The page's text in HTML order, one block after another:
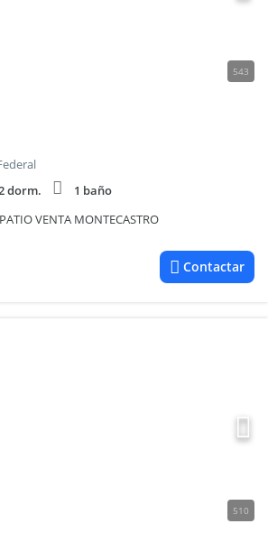
543
dorm.
1 baño
VENTA MONTECASTRO
Contactar
510